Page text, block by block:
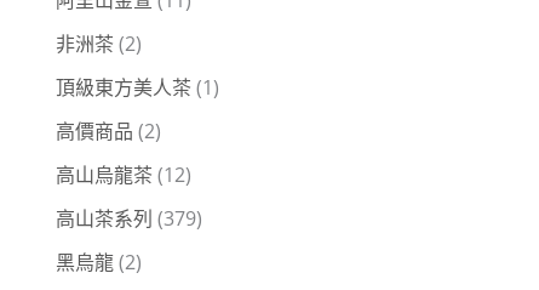
非洲茶 (2)
頂級東方美人茶 (1)
高價商品 (2)
高山烏龍茶 (12)
高山茶系列 (379)
黑烏龍(2)